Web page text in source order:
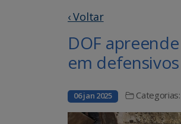
‹ Voltar
DOF
em
06 jan 2025 Categorias: